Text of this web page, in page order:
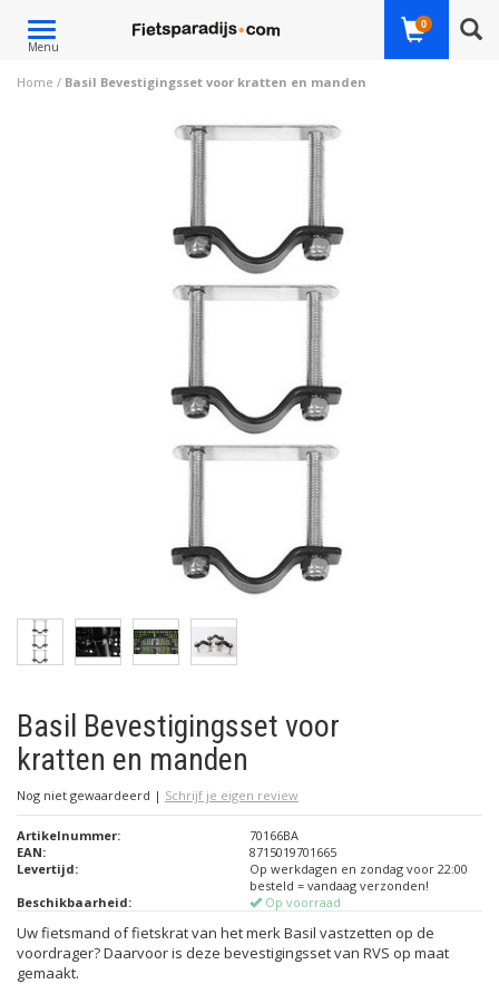
Toggle
navigation
Menu
0
Home / Basil Bevestigingsset voor kratten en manden
Basil Bevestigingsset voor
kratten en manden
Nog niet gewaardeerd | Schrijf je eigen review
Artikelnummer:
70166BA
EAN:
8715019701665
Levertijd:
Op werkdagen en zondag voor 22:00
besteld = vandaag verzonden!
Beschikbaarheid:
Op voorraad
Uw fietsmand of fietskrat van het merk Basil vastzetten op de
voordrager? Daarvoor is deze bevestigingsset van RVS op maat
gemaakt.